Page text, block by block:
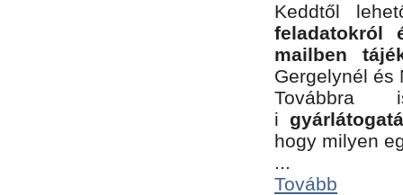
Keddtől
feladatokról
mailben
Gergelynél és
Továbbra
i
hogy milyen
...
Tovább